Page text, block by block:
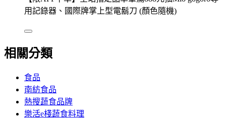
用記錄器、國際牌掌上型電鬍刀 (顏色隨機)
相關分類
食品
南紡食品
熱搜蔬食品牌
樂活e棧蔬食料理